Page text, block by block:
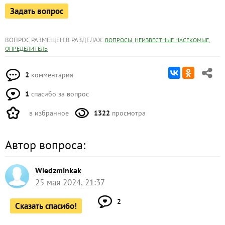
Задать вопрос
ВОПРОС РАЗМЕЩЕН В РАЗДЕЛАХ: ВОПРОСЫ, НЕИЗВЕСТНЫЕ НАСЕКОМЫЕ,
ОПРЕДЕЛИТЕЛЬ
2 комментария
1 спасибо за вопрос
в избранное 1322 просмотра
Автор вопроса:
Wiedzminkak
25 мая 2024, 21:37
Сказать спасибо! 2